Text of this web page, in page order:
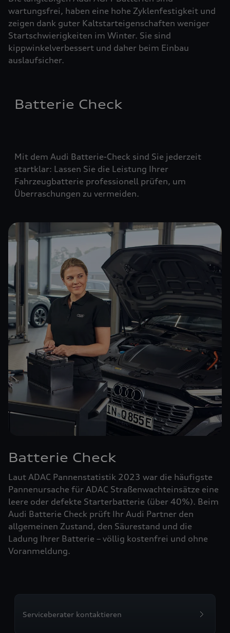
wartungsfrei, haben eine hohe Zyklenfestigkeit und
zeigen dank guter Kaltstarteigenschaften weniger
Startschwierigkeiten im Winter. Sie sind
kippwinkelverbessert und daher beim Einbau
auslaufsicher.
Batterie Check
Mit dem Audi Batterie-Check sind Sie jederzeit
startklar: Lassen Sie die Leistung Ihrer
Fahrzeugbatterie professionell prüfen, um
Überraschungen zu vermeiden.
Batterie Check
Laut ADAC Pannenstatistik 2023 war die häufigste
Pannenursache für ADAC Straßenwachteinsätze eine
leere oder defekte Starterbatterie (über 40%). Beim
Audi Batterie Check prüft Ihr Audi Partner den
allgemeinen Zustand, den Säurestand und die
Ladung Ihrer Batterie – völlig kostenfrei und ohne
Voranmeldung.
Serviceberater kontaktieren